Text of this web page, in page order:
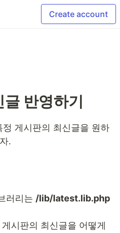
Create account
반영하기
정 게시판의 최신글을 원하
.
러리는 /lib/latest.lib.php
시판의 최신글을 어떻게